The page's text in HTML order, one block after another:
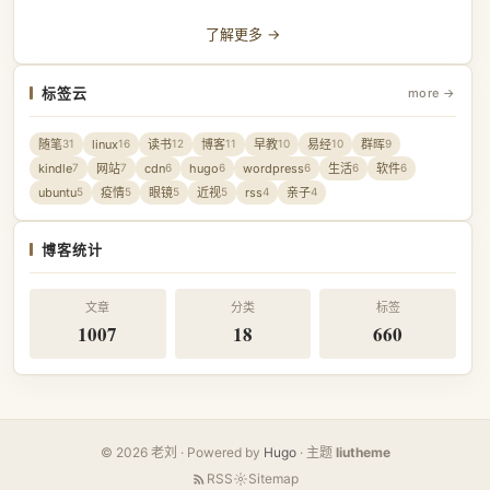
了解更多 →
标签云 more →
随笔31 linux16 读书12 博客11 早教10 易经10 群晖9
kindle7 网站7 cdn6 hugo6 wordpress6 生活6 软件6
ubuntu5 疫情5 眼镜5 近视5 rss4 亲子4
博客统计
文章
1007
分类
18
标签
660
© 2026 老刘 · Powered by Hugo· 主题 liutheme
RSS
Sitemap